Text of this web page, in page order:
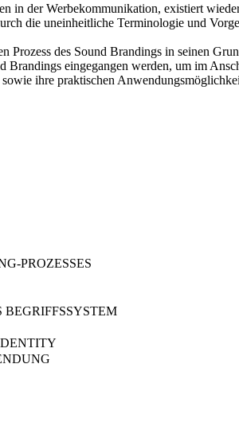
in der Werbekommunikation, existiert
die uneinheitliche Terminologie und
Prozess des Sound Brandings in seinen
Brandings eingegangen werden, um im
ihre praktischen
PROZESSES